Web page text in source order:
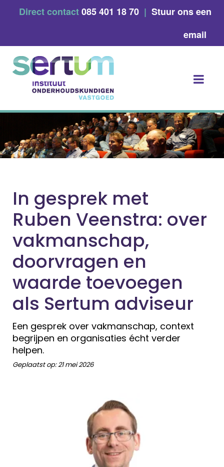
Direct contact085 401 18 70 | Stuur ons een
email
In gesprek met
Ruben Veenstra: over
vakmanschap,
doorvragen en
waarde toevoegen
als Sertum adviseur
Een gesprek over vakmanschap, context
begrijpen en organisaties écht verder
helpen.
Geplaatst op:21 mei 2026